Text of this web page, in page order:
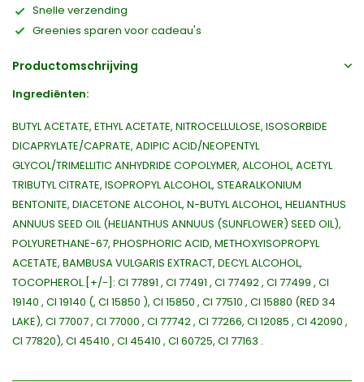
Snelle verzending
Greenies sparen voor cadeau's
Productomschrijving
Ingrediënten:
BUTYL ACETATE, ETHYL ACETATE, NITROCELLULOSE, ISOSORBIDE
DICAPRYLATE/CAPRATE, ADIPIC ACID/NEOPENTYL
GLYCOL/TRIMELLITIC ANHYDRIDE COPOLYMER, ALCOHOL, ACETYL
TRIBUTYL CITRATE, ISOPROPYL ALCOHOL, STEARALKONIUM
BENTONITE, DIACETONE ALCOHOL, N-BUTYL ALCOHOL, HELIANTHUS
ANNUUS SEED OIL (HELIANTHUS ANNUUS (SUNFLOWER) SEED OIL),
POLYURETHANE-67, PHOSPHORIC ACID, METHOXYISOPROPYL
ACETATE, BAMBUSA VULGARIS EXTRACT, DECYL ALCOHOL,
TOCOPHEROL.[+/-]: CI 77891 , CI 77491 , CI 77492 , CI 77499 , CI
19140 , CI 19140 (, CI 15850 ), CI 15850 , CI 77510 , CI 15880 (RED 34
LAKE), CI 77007 , CI 77000 , CI 77742 , CI 77266, CI 12085 , CI 42090 ,
CI 77820), CI 45410 , CI 45410 , CI 60725, CI 77163 .